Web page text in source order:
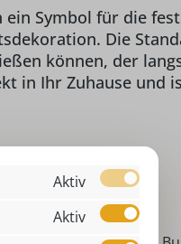
Symbol für die
Die
können, der
in Ihr Zuhause und
Räuchermännchen
Aktiv
Aktiv